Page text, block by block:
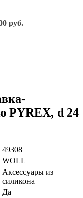
руб.
PYREX, d 24
49308
WOLL
Аксессуары из
силикона
Да